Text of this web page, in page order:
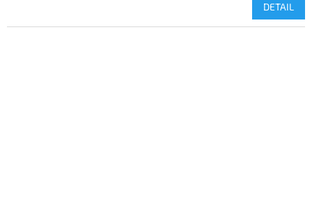
DETAIL